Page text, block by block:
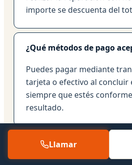
importe se descuenta del
¿Qué métodos de pago
Puedes pagar mediante
tarjeta o efectivo al concluir
siempre que estés
resultado.
¿Tenéis cobertura en toda
Llamar